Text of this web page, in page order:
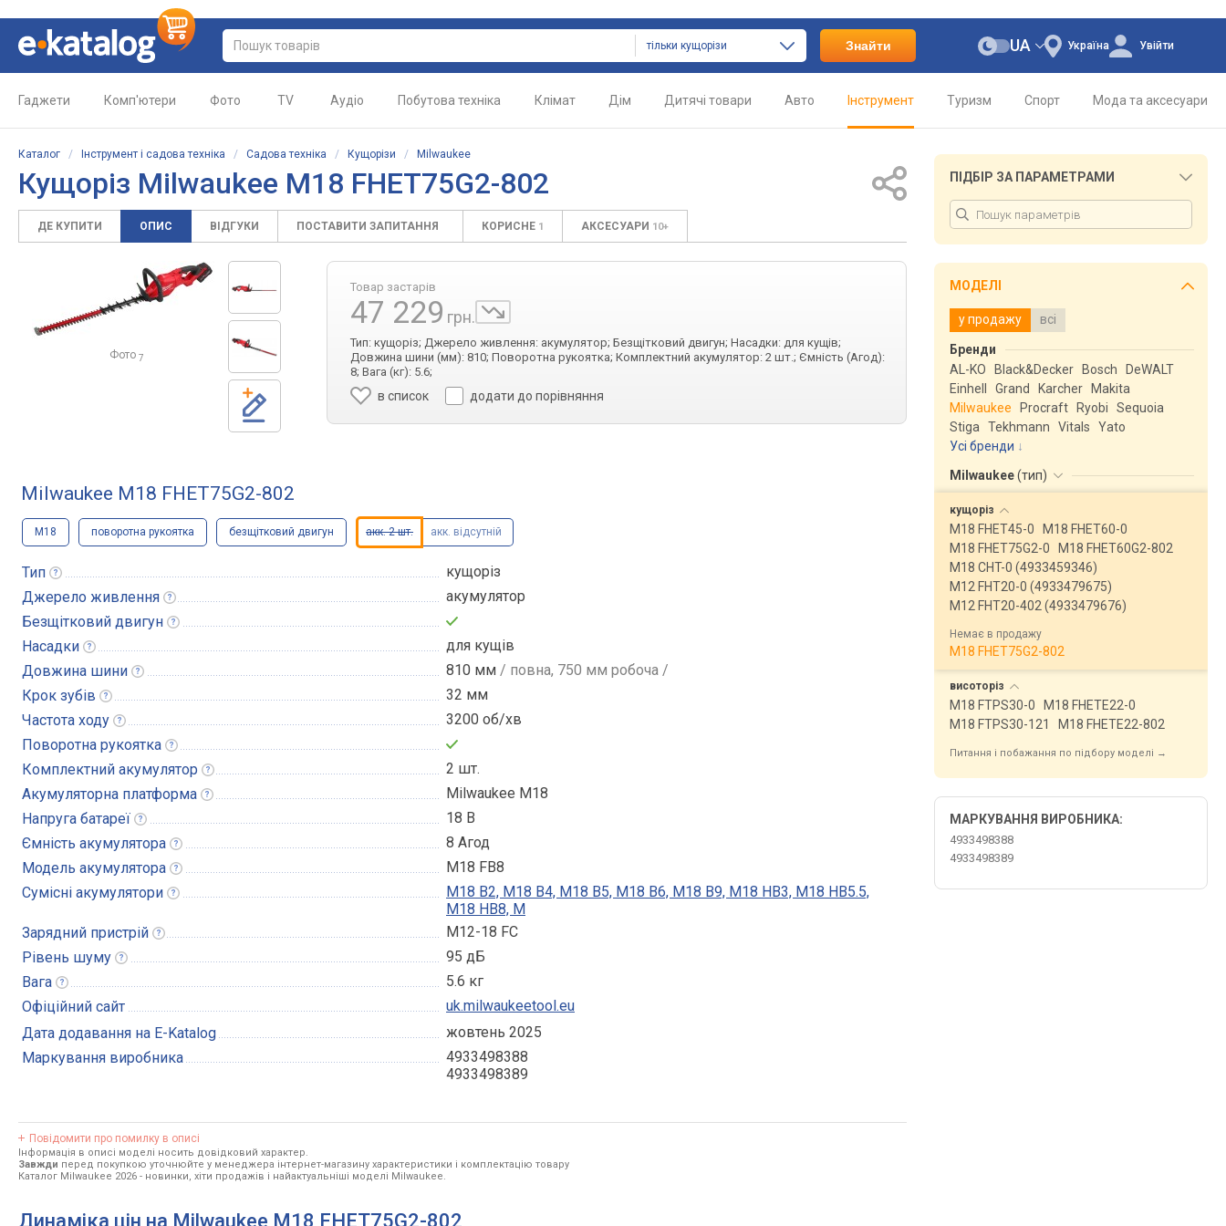
тільки кущорізи Знайти Україна
UA Увійти
Гаджети Комп'ютери Фото TV Аудіо Побутова техніка Клімат Дім Дитячі товари Авто Інструмент Туризм Спорт Мода та аксесуари
Каталог / Інструмент і садова техніка / Садова техніка / Кущорізи / Milwaukee
Кущоріз Milwaukee M18 FHET75G2-802
ДЕ КУПИТИ ОПИС ВІДГУКИ ПОСТАВИТИ ЗАПИТАННЯ КОРИСНЕ 1 АКСЕСУАРИ 10+
Фото 7
Товар застарів
47 229 грн.
Тип: кущоріз; Джерело живлення: акумулятор; Безщітковий двигун; Насадки: для кущів;
Довжина шини (мм): 810; Поворотна рукоятка; Комплектний акумулятор: 2 шт.; Ємність (Агод):
8; Вага (кг): 5.6;
в список додати до порівняння
Milwaukee M18 FHET75G2-802
M18 поворотна рукоятка безщітковий двигун акк. 2 шт. акк. відсутній
Тип
кущоріз
Джерело живлення
акумулятор
Безщітковий двигун
Насадки
для кущів
Довжина шини 810 мм / повна, 750 мм робоча /
Крок зубів
32 мм
Частота ходу
3200 об/хв
Поворотна рукоятка
Комплектний акумулятор
2 шт.
Акумуляторна платформа
Milwaukee M18
Напруга батареї
18 В
Ємність акумулятора
8 Агод
Модель акумулятора
M18 FB8
Сумісні акумулятори
M18 B2, M18 B4, M18 B5, M18 B6, M18 B9, M18 HB3, M18 HB5.5,
M18 HB8, M
Зарядний пристрій
M12-18 FC
Рівень шуму
95 дБ
Вага
5.6 кг
Офіційний сайт
uk.milwaukeetool.eu
Дата додавання на E-Katalog
жовтень 2025
Маркування виробника
4933498388
4933498389
Повідомити про помилку в описі
Інформація в описі моделі носить довідковий характер.
Завжди перед покупкою уточнюйте у менеджера інтернет-магазину характеристики і комплектацію товару
Каталог Milwaukee 2026 - новинки, хіти продажів і найактуальніші моделі Milwaukee.
Динаміка цін на Milwaukee M18 FHET75G2-802
ПІДБІР ЗА ПАРАМЕТРАМИ
МОДЕЛІ
у продажу всі
Бренди
AL-KO
Black&Decker Bosch
DeWALT
Einhell
Grand Karcher
Makita
Milwaukee
Procraft Ryobi
Sequoia
Stiga
Tekhmann Vitals
Yato
Усі бренди
Milwaukee(тип)
кущоріз
M18 FHET45-0
M18 FHET60-0
M18 FHET75G2-0
M18 FHET60G2-802
M18 CHT-0 (4933459346)
M12 FHT20-0 (4933479675)
M12 FHT20-402 (4933479676)
Немає в продажу
M18 FHET75G2-802
висоторіз
M18 FTPS30-0
M18 FHETE22-0
M18 FTPS30-121
M18 FHETE22-802
Питання і побажання по підбору моделі →
МАРКУВАННЯ ВИРОБНИКА:
4933498388
4933498389